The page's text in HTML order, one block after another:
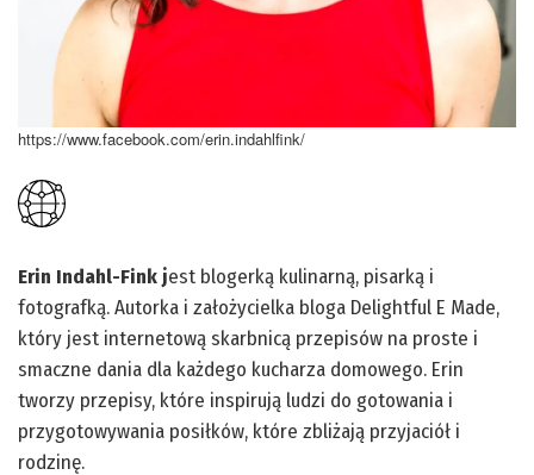
https://www.facebook.com/erin.indahlfink/
Erin Indahl-Fink jest blogerką kulinarną, pisarką i
fotografką. Autorka i założycielka bloga Delightful E Made,
który jest internetową skarbnicą przepisów na proste i
smaczne dania dla każdego kucharza domowego. Erin
tworzy przepisy, które inspirują ludzi do gotowania i
przygotowywania posiłków, które zbliżają przyjaciół i
rodzinę.